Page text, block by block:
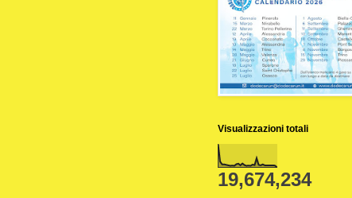
Visualizzazioni totali
19,674,234